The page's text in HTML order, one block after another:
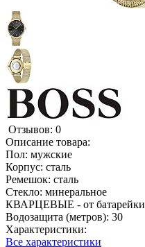
Отзывов: 0
Описание товара:
Пол: мужские
Корпус: сталь
Ремешок: сталь
Стекло: минеральное
КВАРЦЕВЫЕ - от батарейки
Водозащита (метров): 30
Характеристики:
Все характеристики